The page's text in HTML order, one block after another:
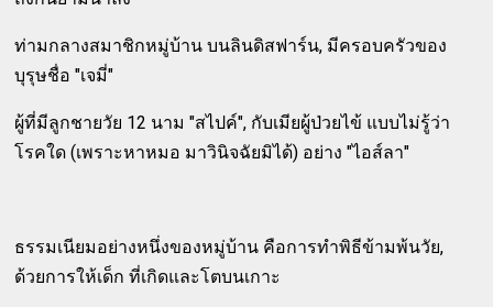
ท่ามกลางสมาชิกหมู่บ้าน บนลินดิสฟาร์น, มีครอบครัวของ
บุรุษชื่อ "เจมี่"
ผู้ที่มีลูกชายวัย 12 นาม "สไปค์", กับเมียผู้ป่วยไข้ แบบไม่รู้ว่า
โรคใด (เพราะหาหมอ มาวินิจฉัยมิได้) อย่าง "ไอส์ลา"
ธรรมเนียมอย่างหนึ่งของหมู่บ้าน คือการทำพิธีข้ามพ้นวัย,
ด้วยการให้เด็ก ที่เกิดและโตบนเกาะ